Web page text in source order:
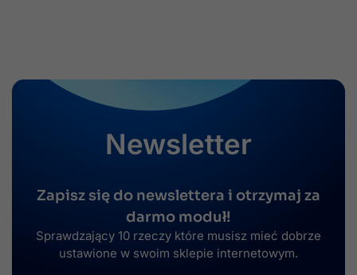
Newsletter
Zapisz się do newslettera i otrzymaj za
darmo moduł!
Sprawdzający 10 rzeczy które musisz mieć dobrze
ustawione w swoim sklepie internetowym.